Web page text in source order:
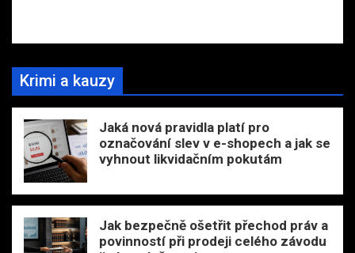
Krimi a kauzy
Jaká nová pravidla platí pro
označování slev v e-shopech a jak se
vyhnout likvidačním pokutám
Jak bezpečně ošetřit přechod práv a
povinností při prodeji celého závodu